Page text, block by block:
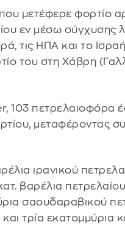
μετέφερε φορτίο
εν μέσω σύγχυσης
τις ΗΠΑ και το
του στη Χάβρη
103 πετρελαιοφόρα
μεταφέροντας
ιρανικού
βαρέλια
σαουδαραβικού
τρία εκατομμύρια